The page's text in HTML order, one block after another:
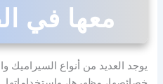
معها في
يوجد العديد من أنواع السيراميك